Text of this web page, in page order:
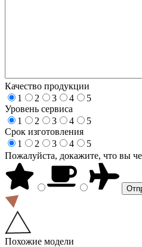
Качество продукции
1
2 3 4
5
Уровень сервиса
1
2 3 4
5
Срок изготовления
1
2 3 4
5
Пожалуйста, докажите, что вы
Похожие модели